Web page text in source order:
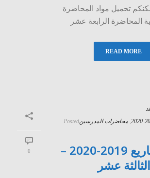
تحميل مواد المحاضرة
المحاضرة الرابعة عشر
READ MORE
0
, محاضرات المدرسينPosted
إدارة المشاريع 2019-2020 –
عشر